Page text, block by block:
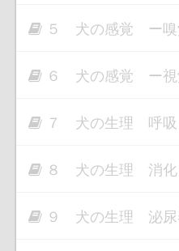
５ 犬の感覚 ー嗅
６ 犬の感覚 ー視
７ 犬の生理 呼吸
８ 犬の生理 消化
９ 犬の生理 泌尿